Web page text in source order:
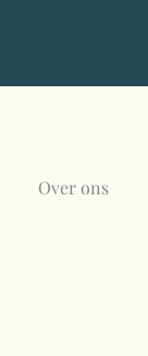
Over ons